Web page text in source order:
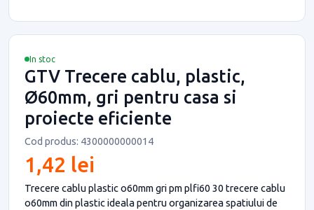
In stoc
GTV Trecere cablu, plastic,
Ø60mm, gri pentru casa si
proiecte eficiente
Cod produs: 4300000000014
1,42 lei
Trecere cablu plastic o60mm gri pm plfi60 30 trecere cablu
o60mm din plastic ideala pentru organizarea spatiului de